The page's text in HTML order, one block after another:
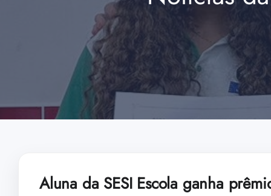
Aluna da SESI Escola ganha